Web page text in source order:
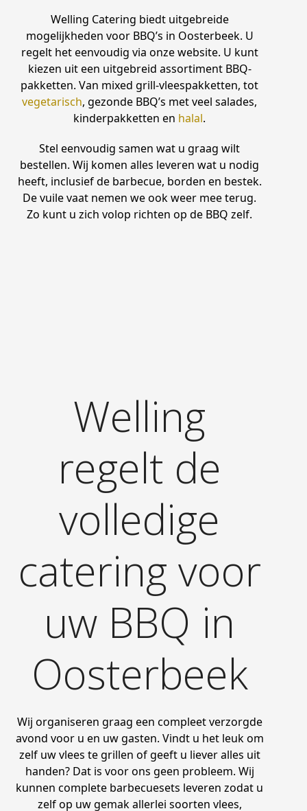
Welling Catering biedt uitgebreide
mogelijkheden voor BBQ’s in Oosterbeek. U
regelt het eenvoudig via onze website. U kunt
kiezen uit een uitgebreid assortiment BBQ-
pakketten. Van mixed grill-vleespakketten, tot
vegetarisch, gezonde BBQ’s met veel salades,
kinderpakketten en halal.
Stel eenvoudig samen wat u graag wilt
bestellen. Wij komen alles leveren wat u nodig
heeft, inclusief de barbecue, borden en bestek.
De vuile vaat nemen we ook weer mee terug.
Zo kunt u zich volop richten op de BBQ zelf.
Welling
regelt de
volledige
catering voor
uw BBQ in
Oosterbeek
Wij organiseren graag een compleet verzorgde
avond voor u en uw gasten. Vindt u het leuk om
zelf uw vlees te grillen of geeft u liever alles uit
handen? Dat is voor ons geen probleem. Wij
kunnen complete barbecuesets leveren zodat u
zelf op uw gemak allerlei soorten vlees,